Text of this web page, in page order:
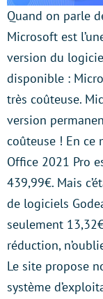
Quand on parle
Microsoft est
version du
disponible :
très coûteuse.
version
coûteuse ! En ce
Office 2021 Pro
439,99€. Mais
de logiciels
seulement
réduction,
Le site propose
système